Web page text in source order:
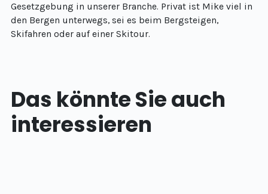
Gesetzgebung in unserer Branche. Privat ist Mike viel in
den Bergen unterwegs, sei es beim Bergsteigen,
Skifahren oder auf einer Skitour.
Das könnte Sie auch
interessieren